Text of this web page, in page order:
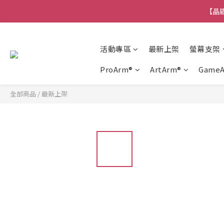
【
活動專區 最新上架
螢幕支架
ProArm®
ArtArm®
全部商品 /最新上架